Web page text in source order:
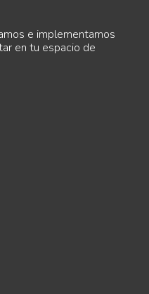
e implementamos
en tu espacio de